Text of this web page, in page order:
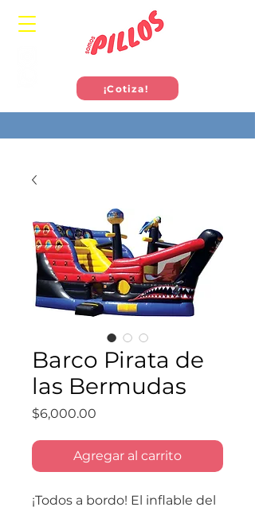
¡Cotiza!
Barco Pirata de
las Bermudas
$6,000.00
Agregar al carrito
¡Todos a bordo! El inflable del